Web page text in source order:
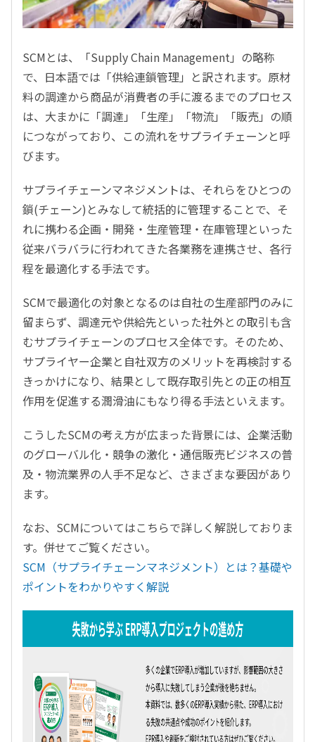
SCMとは、「Supply Chain Management」の略称
で、日本語では「供給連鎖管理」と訳されます。原材
料の調達から商品が消費者の手に渡るまでのプロセス
は、大まかに「調達」「生産」「物流」「販売」の順
につながっており、この流れをサプライチェーンと呼
びます。
サプライチェーンマネジメントは、それらをひとつの
鎖(チェーン)とみなして統括的に管理することで、そ
れに携わる企画・開発・生産管理・在庫管理といった
従来バラバラに行われてきた各業務を連携させ、各行
程を最適化する手法です。
SCMで最適化の対象となるのは自社の生産部門のみに
留まらず、調達元や供給先といった社外との取引も含
むサプライチェーンのプロセス全体です。そのため、
サプライヤー企業と自社双方のメリットを再検討する
きっかけになり、結果として既存取引先との正の相互
作用を促進する潤滑油にもなり得る手法といえます。
こうしたSCMの考え方が広まった背景には、企業活動
のグローバル化・競争の激化・通信販売ビジネスの普
及・物流業界の人手不足など、さまざまな要因があり
ます。
なお、SCMについてはこちらで詳しく解説しておりま
す。併せてご覧ください。
SCM（サプライチェーンマネジメント）とは？基礎や
ポイントをわかりやすく解説